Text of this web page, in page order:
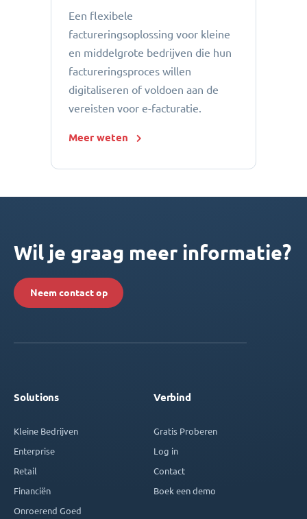
Een flexibele
factureringsoplossing voor kleine
en middelgrote bedrijven die hun
factureringsproces willen
digitaliseren of voldoen aan de
vereisten voor e-facturatie.
Meer weten
Wil je graag meer informatie?
Neem contact op
Solutions
Kleine Bedrijven
Enterprise
Retail
Financiën
Onroerend Goed
Verbind
Gratis Proberen
Log in
Contact
Boek een demo